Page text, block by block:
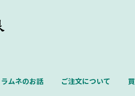
ラムネのお話 ご注文について